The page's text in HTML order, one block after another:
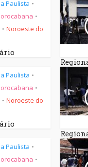
Paulista •
•
• Noroeste do
Paulista •
•
• Noroeste do
Paulista •
•